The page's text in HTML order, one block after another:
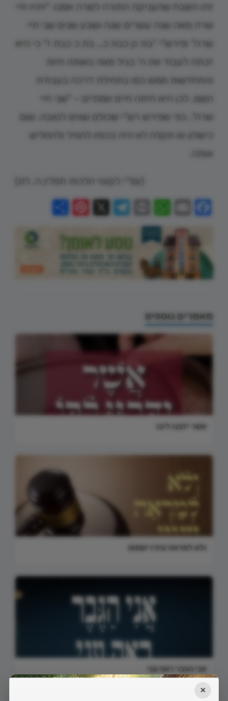
זהו השבח שהעניקה התורה לשרה אמנו: "ויהיו חיי
שרה מאה שנה עשרים שנה ושבע שנים שני חיי
שרה" ופירש"י "בת ק כבת כ… בת כ כבת ז" כי היא
זכתה לעבוד את ה' בגיל מאה באותה חיות
והתחדשות ממש כמו בתחילת דרכה בעבודת
השם. לכן היא חיתה חיים אמתיים – "שני חיי
שרה", כפי שפירש רש"י שכולם שווים לטובה, שום
כישלון או תקלה לא היה בכוחו להפיל ולהחליש
אותה.
(עפ"י לקוטי הלכות תפלין ה, לט)
WhatsApp
Print
Telegram
Pinterest
מאמרים נוספים
אשר ידבנו ליבו
ולא למראה עיניו ישפוט
אני הגבר ראה עני
×